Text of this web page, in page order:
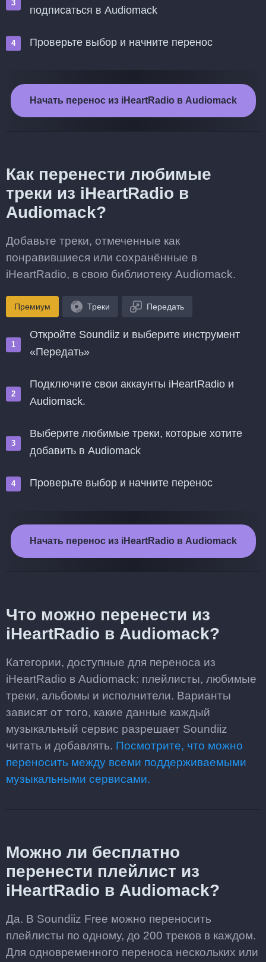
подписаться в Audiomack
Проверьте выбор и начните перенос
Начать перенос из iHeartRadio в Audiomack
Как перенести любимые
треки из iHeartRadio в
Audiomack?
Добавьте треки, отмеченные как
понравившиеся или сохранённые в
iHeartRadio, в свою библиотеку Audiomack.
Премиум Треки Передать
Откройте Soundiiz и выберите инструмент
«Передать»
Подключите свои аккаунты iHeartRadio и
Audiomack.
Выберите любимые треки, которые хотите
добавить в Audiomack
Проверьте выбор и начните перенос
Начать перенос из iHeartRadio в Audiomack
Что можно перенести из
iHeartRadio в Audiomack?
Категории, доступные для переноса из
iHeartRadio в Audiomack: плейлисты, любимые
треки, альбомы и исполнители. Варианты
зависят от того, какие данные каждый
музыкальный сервис разрешает Soundiiz
читать и добавлять. Посмотрите, что можно
переносить между всеми поддерживаемыми
музыкальными сервисами.
Можно ли бесплатно
перенести плейлист из
iHeartRadio в Audiomack?
Да. В Soundiiz Free можно переносить
плейлисты по одному, до 200 треков в каждом.
Для одновременного переноса нескольких или